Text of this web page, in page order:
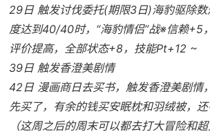
29日 触发讨伐委托(期限3日)海豹驱除
度达到40/40时，“海豹情侣”战※信赖+5
评价提高，全部状态+8，技能Pt+12 ~
39日 触发香澄美剧情
42日 漫画商日去买书，触发香澄美剧情
先买了，有余的钱买安眠枕和羽绒被，
（这周之后的周末可以都去打大冒险和超